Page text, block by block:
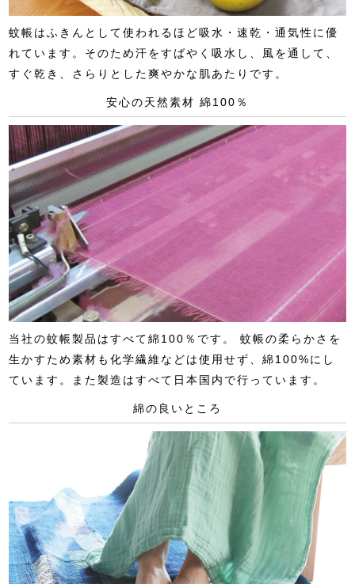
蚊帳はふきんとして使われるほど吸水・速乾・通気性に優
れています。そのため汗をすばやく吸水し、風を通して、
すぐ乾き、さらりとした爽やかな肌あたりです。
安心の天然素材 綿100％
当社の蚊帳製品はすべて綿100％です。 蚊帳の柔らかさを
生かすため素材も化学繊維などは使用せず、綿100%にし
ています。また製造はすべて日本国内で行っています。
綿の良いところ